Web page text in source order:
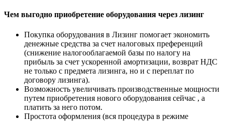
Чем выгодно приобретение оборудования через лизинг
Покупка оборудования в Лизинг помогает экономить
денежные средства за счет налоговых преференций
(снижение налогооблагаемой базы по налогу на
прибыль за счет ускоренной амортизации, возврат НДС
не только с предмета лизинга, но и с переплат по
договору лизинга).
Возможность увеличивать производственные мощности
путем приобретения нового оборудования сейчас , а
платить за него потом.
Простота оформления (вся процедура в режиме